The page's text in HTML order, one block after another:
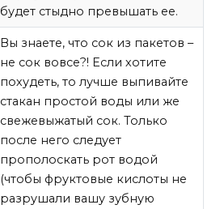
будет стыдно превышать ее.
Вы знаете, что сок из пакетов –
не сок вовсе?! Если хотите
похудеть, то лучше выпивайте
стакан простой воды или же
свежевыжатый сок. Только
после него следует
прополоскать рот водой
(чтобы фруктовые кислоты не
разрушали вашу зубную